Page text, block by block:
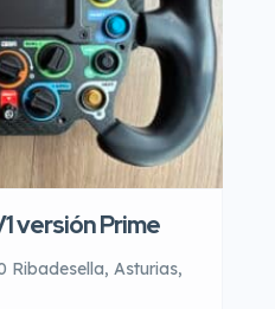
versión Prime
Ribadesella, Asturias,